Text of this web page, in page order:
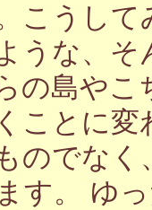
こうし
うな、
の島や
ことに
のでな
す。 ゆ